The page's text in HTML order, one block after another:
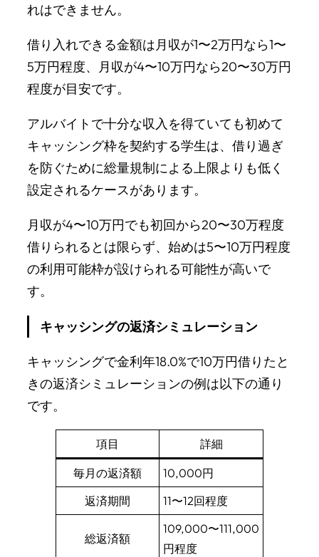
れはできません。
借り入れできる金額は月収が1〜2万円なら1〜
5万円程度、月収が4〜10万円なら20〜30万円
程度が目安です。
アルバイトで十分な収入を得ていても初めて
キャッシング枠を契約する学生は、借り過ぎ
を防ぐために総量規制による上限よりも低く
設定されるケースがあります。
月収が4〜10万円でも初回から20〜30万程度
借りられるとは限らず、始めは5〜10万円程度
の利用可能枠が設けられる可能性が高いで
す。
キャッシングの返済シミュレーション
キャッシングで金利年18.0%で10万円借りたと
きの返済シミュレーションの例は以下の通り
です。
項目 詳細
毎月の返済額
10,000円
返済期間
11〜12回程度
総返済額
109,000〜111,000
円程度